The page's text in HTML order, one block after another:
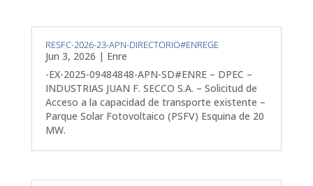
RESFC-2026-23-APN-DIRECTORIO#ENREGE
Jun 3, 2026 | Enre
-EX-2025-09484848-APN-SD#ENRE – DPEC –
INDUSTRIAS JUAN F. SECCO S.A. – Solicitud de
Acceso a la capacidad de transporte existente –
Parque Solar Fotovoltaico (PSFV) Esquina de 20
MW.